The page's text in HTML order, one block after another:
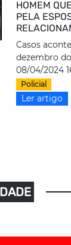
HOMEM
PELA
Casos
dezembro
08/04/2024
Policial
Ler artigo